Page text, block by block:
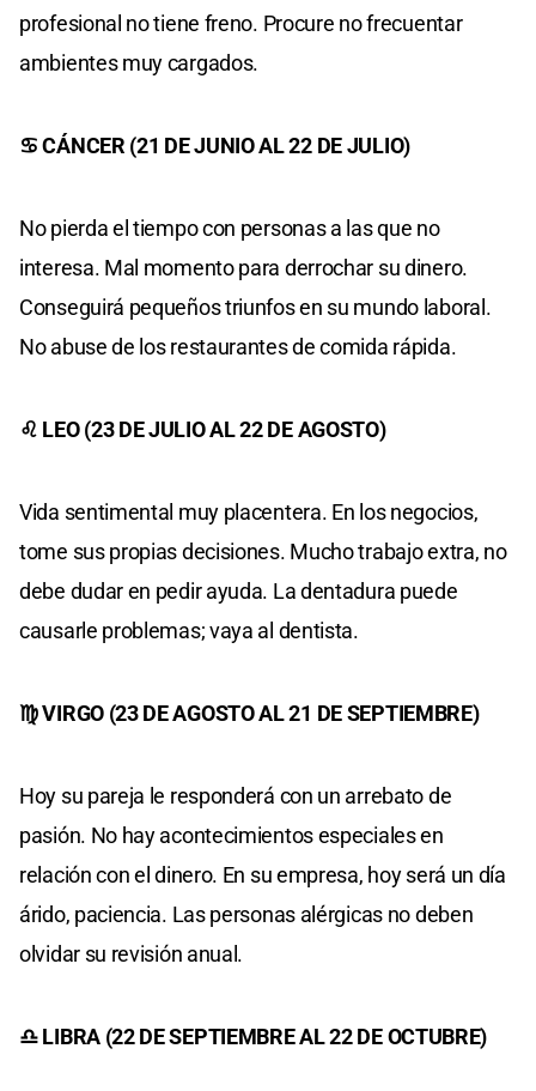
profesional no tiene freno. Procure no frecuentar
ambientes muy cargados.
♋ CÁNCER (21 DE JUNIO AL 22 DE JULIO)
No pierda el tiempo con personas a las que no
interesa. Mal momento para derrochar su dinero.
Conseguirá pequeños triunfos en su mundo laboral.
No abuse de los restaurantes de comida rápida.
♌ LEO (23 DE JULIO AL 22 DE AGOSTO)
Vida sentimental muy placentera. En los negocios,
tome sus propias decisiones. Mucho trabajo extra, no
debe dudar en pedir ayuda. La dentadura puede
causarle problemas; vaya al dentista.
♍ VIRGO (23 DE AGOSTO AL 21 DE SEPTIEMBRE)
Hoy su pareja le responderá con un arrebato de
pasión. No hay acontecimientos especiales en
relación con el dinero. En su empresa, hoy será un día
árido, paciencia. Las personas alérgicas no deben
olvidar su revisión anual.
♎ LIBRA (22 DE SEPTIEMBRE AL 22 DE OCTUBRE)